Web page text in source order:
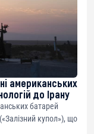
американських
до Ірану
батарей
купол»), що